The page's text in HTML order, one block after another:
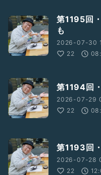
第1195回
も
2026-07-30
22
第1194回
2026-07-29
22
第1193回
2026-07-28
22